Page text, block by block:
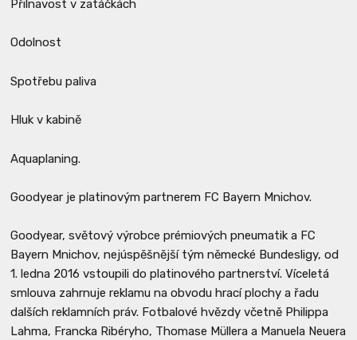
Přilnavost v zatáčkách
Odolnost
Spotřebu paliva
Hluk v kabině
Aquaplaning.
Goodyear je platinovým partnerem FC Bayern Mnichov.
Goodyear, světový výrobce prémiových pneumatik a FC
Bayern Mnichov, nejúspěšnější tým německé Bundesligy, od
1. ledna 2016 vstoupili do platinového partnerství. Víceletá
smlouva zahrnuje reklamu na obvodu hrací plochy a řadu
dalších reklamních práv. Fotbalové hvězdy včetně Philippa
Lahma, Francka Ribéryho, Thomase Müllera a Manuela Neuera